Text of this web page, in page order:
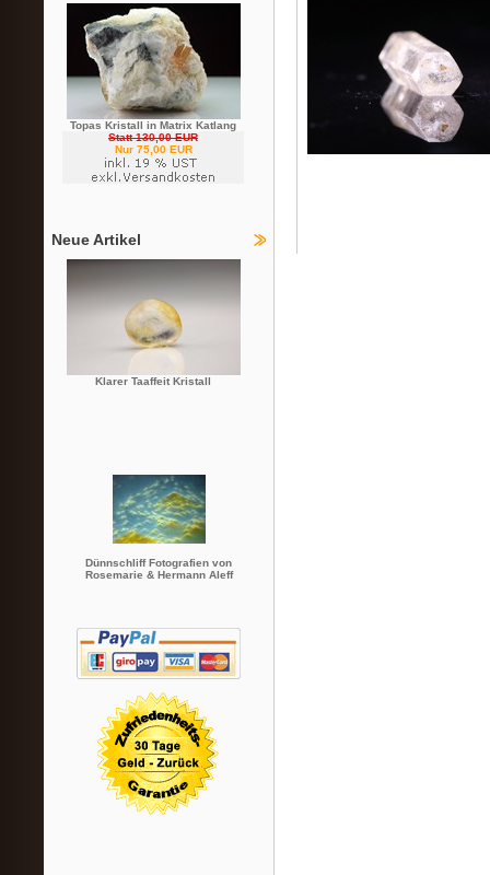
Topas Kristall in Matrix Katlang
Statt 130,00 EUR
Nur 75,00 EUR
Neue Artikel
Klarer Taaffeit Kristall
Dünnschliff Fotografien von
Rosemarie & Hermann Aleff